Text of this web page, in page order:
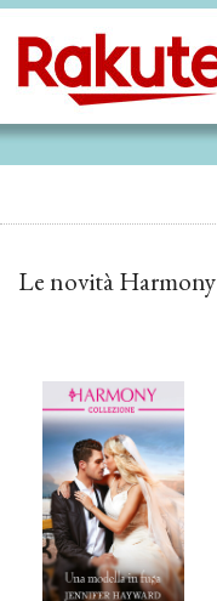
Le novità Harmony